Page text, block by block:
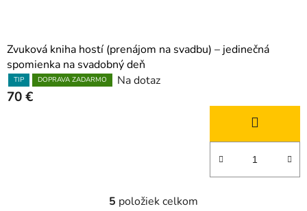
Zvuková kniha hostí (prenájom na svadbu) – jedinečná
spomienka na svadobný deň
TIP DOPRAVA ZADARMO Na dotaz
70 €
5 položiek celkom